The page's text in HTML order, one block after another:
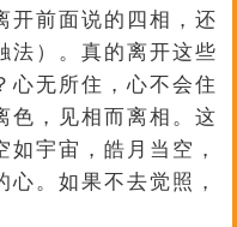
开前面说的四相，还
法）。真的离开这些
心无所住，心不会住
色，见相而离相。这
宇宙，皓月当空，
。如果不去觉照，